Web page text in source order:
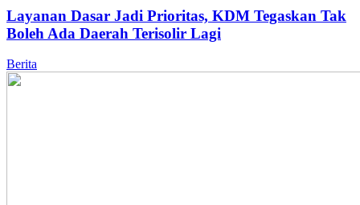
Layanan Dasar Jadi Prioritas, KDM Tegaskan Tak
Boleh Ada Daerah Terisolir Lagi
Berita